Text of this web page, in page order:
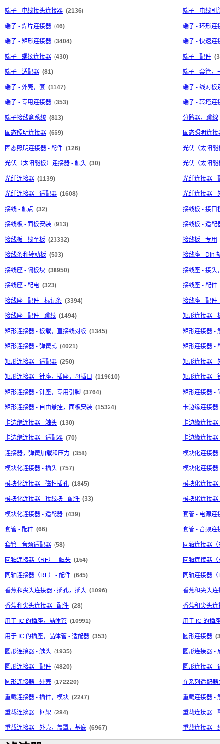
端子 - 电线接头连接器 (2136) 端子 - 电线引
端子 - 焊片连接器 (46) 端子 - 环形连
端子 - 矩形连接器 (3404) 端子 - 快速连
端子 - 螺纹连接器 (430) 端子 - 配件
端子 - 适配器 (81) 端子 - 套管，
端子 - 外壳，套 (1147) 端子 - 线对板
端子 - 专用连接器 (353) 端子 - 转塔连
端子接线盒系统 (813) 分路器，跳線
固态照明连接器 (669) 固态照明连接
固态照明连接器 - 配件 (126) 光伏（太阳能
光伏（太阳能板）连接器 - 触头 (30) 光伏（太阳能
光纤连接器 (1139) 光纤连接器 -
光纤连接器 - 适配器 (1608) 光纤连接器 -
接线 - 触点 (32) 接线板 - 接口
接线板 - 面板安装 (913) 接线板 - 适配
接线板 - 线至板 (23332) 接线板 - 专用
接线条和转动板 (503) 接线座 - Din
接线座 - 隔板块 (38950) 接线座 - 接头
接线座 - 配电 (323) 接线座 - 配件
接线座 - 配件 - 标记条 (3394) 接线座 - 配件
接线座 - 配件 - 跳线 (1494) 矩形连接器 -
矩形连接器 - 板载，直接线对板 (1345) 矩形连接器 -
矩形连接器 - 弹簧式 (4021) 矩形连接器 -
矩形连接器 - 适配器 (250) 矩形连接器 -
矩形连接器 - 针座，插座，母插口 (119610) 矩形连接器 -
矩形连接器 - 针座，专用引脚 (3764) 矩形连接器 -
矩形连接器 - 自由悬挂，面板安装 (15324) 卡边缘连接器
卡边缘连接器 - 触头 (130) 卡边缘连接器
卡边缘连接器 - 适配器 (70) 卡边缘连接器
连接器，弹簧加载和压力 (358) 模块化连接器
模块化连接器 - 插头 (757) 模块化连接器
模块化连接器 - 磁性插孔 (1845) 模块化连接器
模块化连接器 - 接线块 - 配件 (33) 模块化连接器
模块化连接器 - 适配器 (439) 套管 - 电源连
套管 - 配件 (66) 套管 - 音频连
套管 - 音频适配器 (58) 同轴连接器（
同轴连接器（RF） - 触头 (164) 同轴连接器
同轴连接器（RF） - 配件 (645) 同轴连接器
香蕉和尖头连接器 - 插孔，插头 (1096) 香蕉和尖头连
香蕉和尖头连接器 - 配件 (28) 香蕉和尖头连
用于 IC 的插座，晶体管 (10991) 用于 IC 的插
用于 IC 的插座，晶体管 - 适配器 (353) 圆形连接器
圆形连接器 - 触头 (1935) 圆形连接器 -
圆形连接器 - 配件 (4820) 圆形连接器 -
圆形连接器 - 外壳 (172220) 在系列适配器
重载连接器 - 插件，模块 (2247) 重载连接器 -
重载连接器 - 框架 (284) 重载连接器 -
重载连接器 - 外壳，盖罩，基底 (6967) 重载连接器 -